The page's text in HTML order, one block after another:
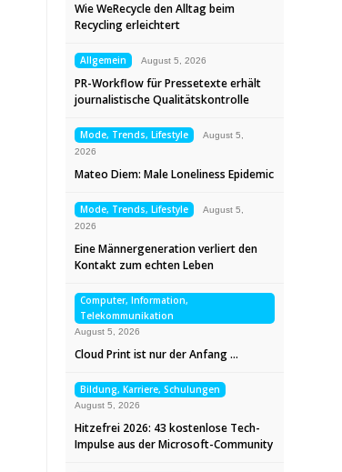
Wie WeRecycle den Alltag beim
Recycling erleichtert
Allgemein August 5, 2026
PR-Workflow für Pressetexte erhält
journalistische Qualitätskontrolle
Mode, Trends, Lifestyle
August 5,
2026
Mateo Diem: Male Loneliness Epidemic
Mode, Trends, Lifestyle
August 5,
2026
Eine Männergeneration verliert den
Kontakt zum echten Leben
Computer, Information,
Telekommunikation
August 5, 2026
Cloud Print ist nur der Anfang …
Bildung, Karriere, Schulungen
August 5, 2026
Hitzefrei 2026: 43 kostenlose Tech-
Impulse aus der Microsoft-Community